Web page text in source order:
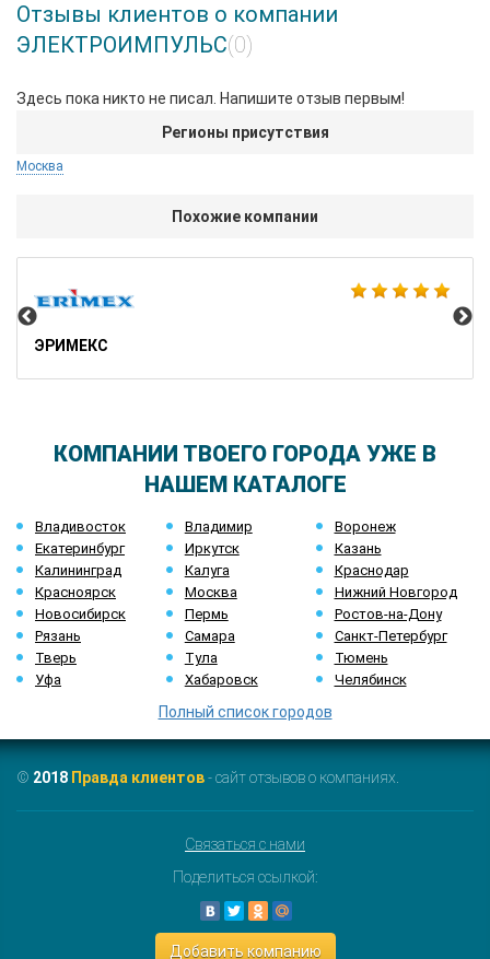
Отзывы клиентов о компании
ЭЛЕКТРОИМПУЛЬС(0)
Здесь пока никто не писал. Напишите отзыв первым!
Регионы присутствия
Москва
Похожие компании
ЭРИМЕКС
КОМПАНИИ ТВОЕГО ГОРОДА УЖЕ В
НАШЕМ КАТАЛОГЕ
Владивосток Владимир
Воронеж
Екатеринбург
Иркутск
Казань
Калининград
Калуга
Краснодар
Красноярск
Москва
Нижний Новгород
Новосибирск
Пермь
Ростов-на-Дону
Рязань
Самара
Санкт-Петербург
Тверь
Тула
Тюмень
Уфа
Хабаровск Челябинск
Полный список городов
© 2018 Правда клиентов- сайт отзывов о компаниях.
Связаться с нами
Поделиться ссылкой:
Добавить компанию